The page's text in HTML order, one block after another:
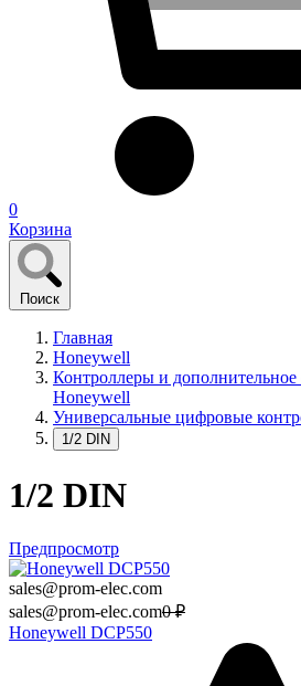
0
Корзина
Поиск
Главная
Honeywell
Контроллеры и дополнительное
Honeywell
Универсальные цифровые
1/2 DIN
1/2 DIN
Предпросмотр
sales@prom-elec.com
sales@prom-elec.com0 ₽
Honeywell DCP550